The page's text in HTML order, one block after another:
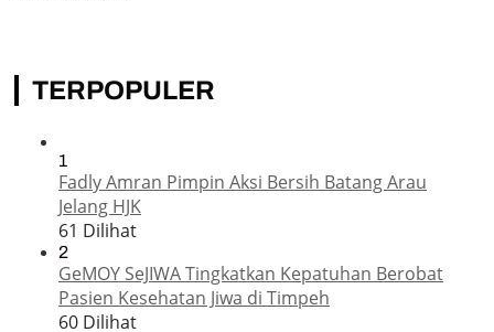
TERPOPULER
1
Fadly Amran Pimpin Aksi Bersih Batang Arau
Jelang HJK
61 Dilihat
2
GeMOY SeJIWA Tingkatkan Kepatuhan Berobat
Pasien Kesehatan Jiwa di Timpeh
60 Dilihat